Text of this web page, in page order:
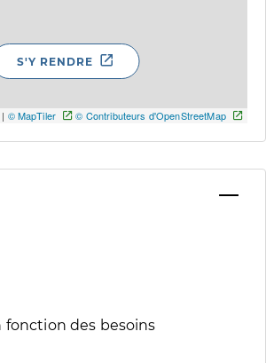
| © MapTiler © Contributeurs d'OpenStreetMap
S'Y RENDRE
des besoins